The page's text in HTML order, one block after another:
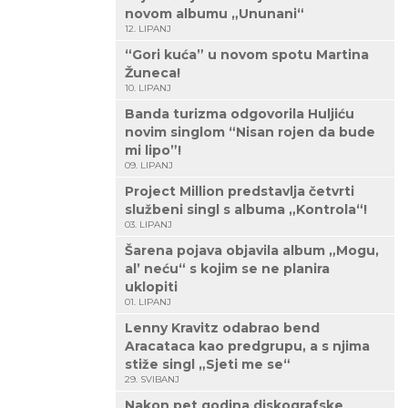
novom albumu „Ununani“
12. LIPANJ
“Gori kuća” u novom spotu Martina
Žuneca!
10. LIPANJ
Banda turizma odgovorila Huljiću
novim singlom “Nisan rojen da bude
mi lipo”!
09. LIPANJ
Project Million predstavlja četvrti
službeni singl s albuma „Kontrola“!
03. LIPANJ
Šarena pojava objavila album „Mogu,
al’ neću“ s kojim se ne planira
uklopiti
01. LIPANJ
Lenny Kravitz odabrao bend
Aracataca kao predgrupu, a s njima
stiže singl „Sjeti me se“
29. SVIBANJ